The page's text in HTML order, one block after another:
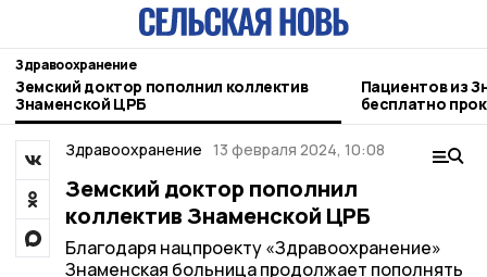
Здравоохранение
Земский доктор пополнил коллектив
Знаменской ЦРБ
Пациентов из
бесплатно
клинике
Здравоохранение 13 февраля 2024, 10:08
Земский доктор пополнил
коллектив Знаменской ЦРБ
Благодаря нацпроекту «Здравоохранение»
Знаменская больница продолжает пополнять